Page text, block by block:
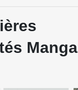
Manga